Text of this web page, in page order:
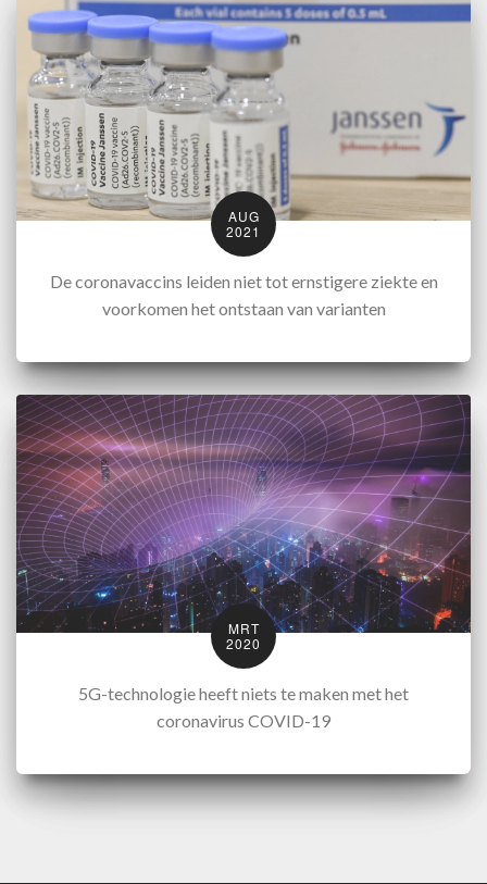
AUG
2021
De coronavaccins leiden niet tot ernstigere ziekte en
voorkomen het ontstaan van varianten
MRT
2020
5G-technologie heeft niets te maken met het
coronavirus COVID-19